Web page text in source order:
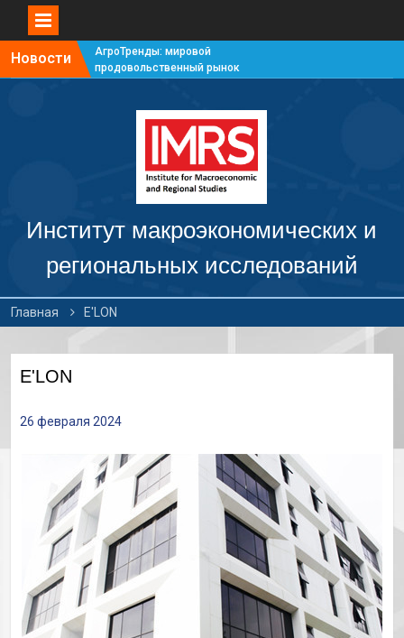
Новости
АгроТренды: мировой
продовольственный рынок
продовольственный рынок
АгроТренды: мировой
продовольственный рынок
АгроТренды: мировой
#4
Институт макроэкономических и
региональных исследований
Главная E'LON
E'LON
26 февраля 2024